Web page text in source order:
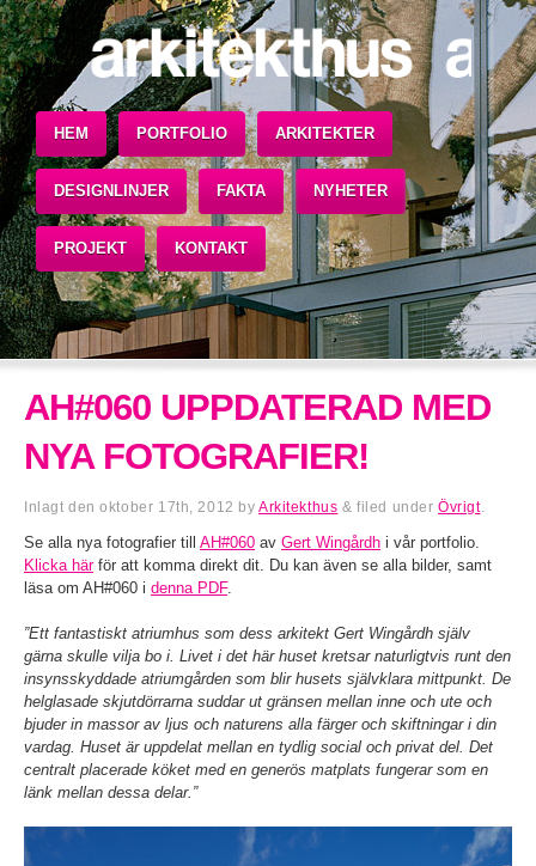
HEM PORTFOLIO ARKITEKTER
DESIGNLINJER FAKTA NYHETER
PROJEKT KONTAKT
AH#060 UPPDATERAD MED
NYA FOTOGRAFIER!
Inlagt denoktober 17th, 2012 byArkitekthus & filed underÖvrigt.
Se alla nya fotografier till AH#060 av Gert Wingårdh i vår portfolio.
Klicka härför att komma direkt dit. Du kan även se alla bilder, samt
läsa om AH#060 i denna PDF.
”Ett fantastiskt atriumhus som dess arkitekt Gert Wingårdh själv
gärna skulle vilja bo i. Livet i det här huset kretsar naturligtvis runt den
insynsskyddade atriumgården som blir husets självklara mittpunkt. De
helglasade skjutdörrarna suddar ut gränsen mellan inne och ute och
bjuder in massor av ljus och naturens alla färger och skiftningar i din
vardag. Huset är uppdelat mellan en tydlig social och privat del. Det
centralt placerade köket med en generös matplats fungerar som en
länk mellan dessa delar.”